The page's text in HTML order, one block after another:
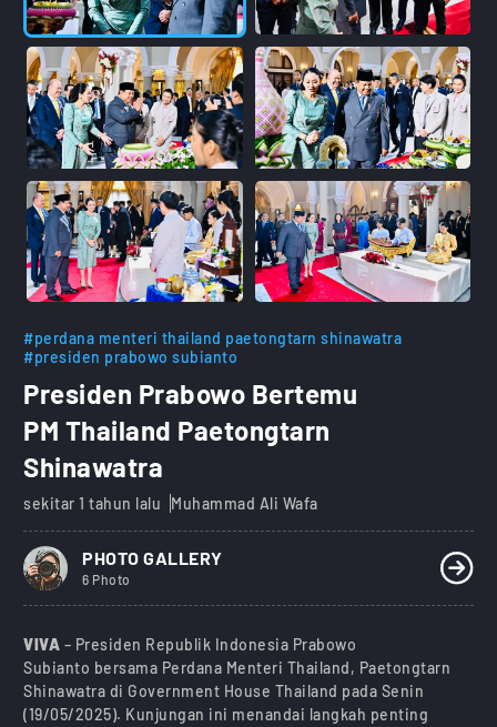
#perdana menteri thailand paetongtarn shinawatra
#presiden prabowo subianto
Presiden Prabowo Bertemu
PM Thailand Paetongtarn
Shinawatra
sekitar 1 tahun lalu Muhammad Ali Wafa
PHOTO GALLERY
6 Photo
VIVA – Presiden Republik Indonesia Prabowo
Subianto bersama Perdana Menteri Thailand, Paetongtarn
Shinawatra di Government House Thailand pada Senin
(19/05/2025). Kunjungan ini menandai langkah penting